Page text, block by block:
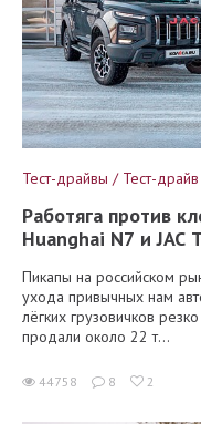
Тест-драйвы / Тест-драйв
Работяга против
Huanghai N7 и JAC
Пикапы на российском
ухода привычных нам
лёгких грузовичков
продали около 22 т...
44758 8 2